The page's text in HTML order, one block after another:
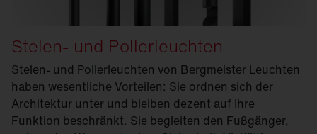
Stelen- und Pollerleuchten
Stelen- und Pollerleuchten von Bergmeister Leuchten
haben wesentliche Vorteilen: Sie ordnen sich der
Architektur unter und bleiben dezent auf Ihre
Funktion beschränkt. Sie begleiten den Fußgänger,